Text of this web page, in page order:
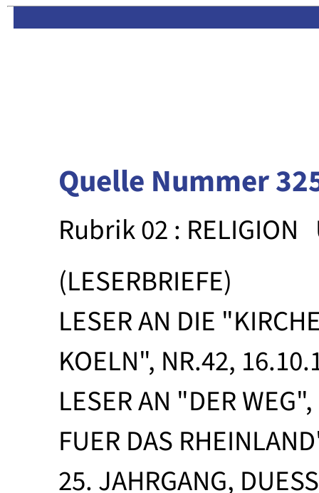
Quelle Nummer
Rubrik 02 : RELIGION
(LESERBRIEFE)
LESER AN DIE
KOELN", NR.42,
LESER AN "DER
FUER DAS
25. JAHRGANG,